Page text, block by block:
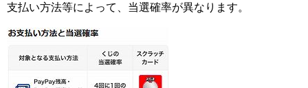
支払い方法等によって、当選確率が異なります。